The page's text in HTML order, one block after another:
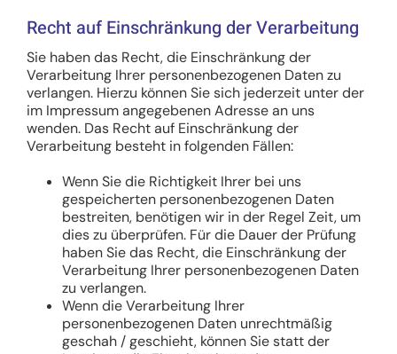
Recht auf Einschränkung der Verarbeitung
Sie haben das Recht, die Einschränkung der
Verarbeitung Ihrer personenbezogenen Daten zu
verlangen. Hierzu können Sie sich jederzeit unter der
im Impressum angegebenen Adresse an uns
wenden. Das Recht auf Einschränkung der
Verarbeitung besteht in folgenden Fällen:
Wenn Sie die Richtigkeit Ihrer bei uns
gespeicherten personenbezogenen Daten
bestreiten, benötigen wir in der Regel Zeit, um
dies zu überprüfen. Für die Dauer der Prüfung
haben Sie das Recht, die Einschränkung der
Verarbeitung Ihrer personenbezogenen Daten
zu verlangen.
Wenn die Verarbeitung Ihrer
personenbezogenen Daten unrechtmäßig
geschah / geschieht, können Sie statt der